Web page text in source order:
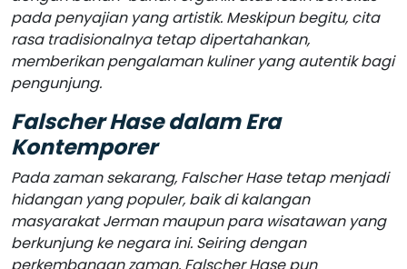
pada penyajian yang artistik. Meskipun begitu, cita
rasa tradisionalnya tetap dipertahankan,
memberikan pengalaman kuliner yang autentik bagi
pengunjung.
Falscher Hase dalam Era
Kontemporer
Pada zaman sekarang, Falscher Hase tetap menjadi
hidangan yang populer, baik di kalangan
masyarakat Jerman maupun para wisatawan yang
berkunjung ke negara ini. Seiring dengan
perkembangan zaman, Falscher Hase pun